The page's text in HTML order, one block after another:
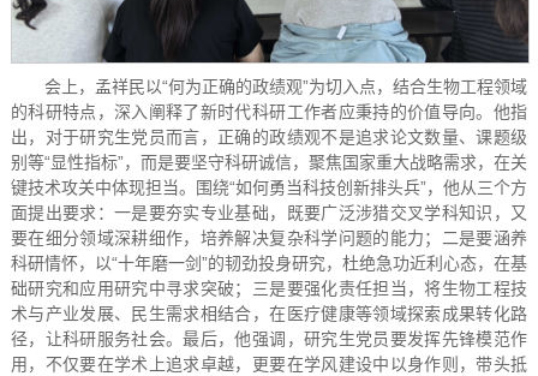
会上，孟祥民以“何为正确的政绩观”为切入点，结合生物工程领域
的科研特点，深入阐释了新时代科研工作者应秉持的价值导向。他指
出，对于研究生党员而言，正确的政绩观不是追求论文数量、课题级
别等“显性指标”，而是要坚守科研诚信，聚焦国家重大战略需求，在关
键技术攻关中体现担当。围绕“如何勇当科技创新排头兵”，他从三个方
面提出要求：一是要夯实专业基础，既要广泛涉猎交叉学科知识，又
要在细分领域深耕细作，培养解决复杂科学问题的能力；二是要涵养
科研情怀，以“十年磨一剑”的韧劲投身研究，杜绝急功近利心态，在基
础研究和应用研究中寻求突破；三是要强化责任担当，将生物工程技
术与产业发展、民生需求相结合，在医疗健康等领域探索成果转化路
径，让科研服务社会。最后，他强调，研究生党员要发挥先锋模范作
用，不仅要在学术上追求卓越，更要在学风建设中以身作则，带头抵